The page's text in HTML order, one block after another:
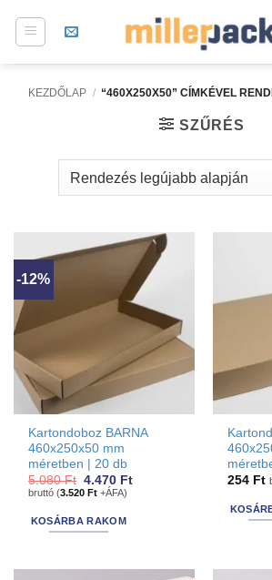
KEZDŐLAP / “460X250X50” CÍMKÉVEL
SZŰRÉS
-12%
Kartondoboz BARNA
460x250x50 mm
méretben | 20 db
5.080Ft Original
price
5.080 Ft.
4.470 FtCurrent
bruttó (3.520Ft +ÁFA)
KOSÁRBA RAKOM
254 Ft